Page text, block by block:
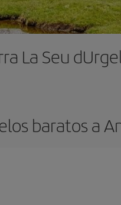
La Seu
baratos a